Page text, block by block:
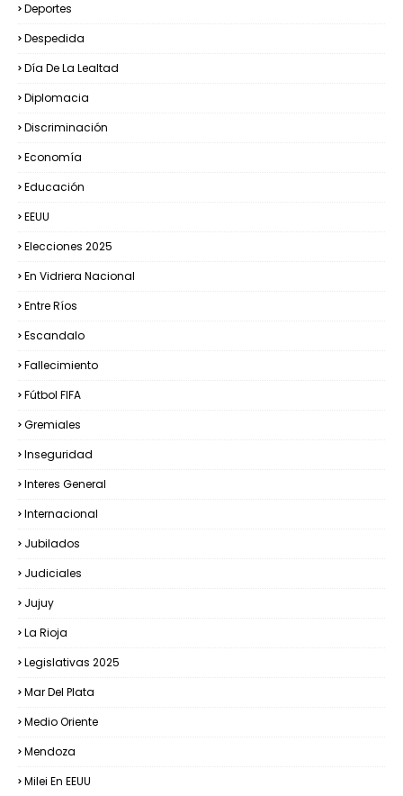
Deportes
Despedida
Día De La Lealtad
Diplomacia
Discriminación
Economía
Educación
EEUU
Elecciones 2025
En Vidriera Nacional
Entre Ríos
Escandalo
Fallecimiento
Fútbol FIFA
Gremiales
Inseguridad
Interes General
Internacional
Jubilados
Judiciales
Jujuy
La Rioja
Legislativas 2025
Mar Del Plata
Medio Oriente
Mendoza
Milei En EEUU